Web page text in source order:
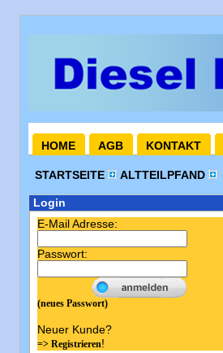
HOME AGB KONTAKT
STARTSEITE ALTTEILPFAND
Login
E-Mail Adresse:
Passwort:
(neues Passwort)
Neuer Kunde?
=> Registrieren!